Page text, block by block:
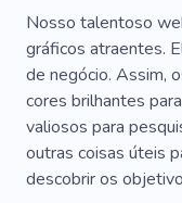
Nosso talentoso
gráficos atraentes.
de negócio. Assim,
cores brilhantes
valiosos para
outras coisas úteis
descobrir os